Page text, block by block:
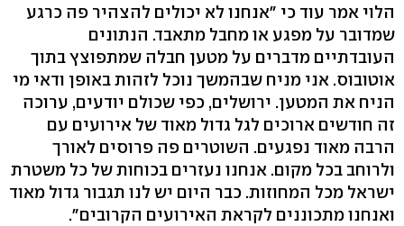
הלוי אמר עוד כי "אנחנו לא יכולים להצהיר פה כרגע
שמדובר על מפגע או מחבל מתאבד. הנתונים
העובדתיים מדברים על מטען חבלה שמתפוצץ בתוך
אוטובוס. אני מניח שבהמשך נוכל לזהות באופן ודאי מי
הניח את המטען. ירושלים, כפי שכולם יודעים, ערוכה
זה חודשים ארוכים לגל גדול מאוד של אירועים עם
הרבה מאוד נפגעים. השוטרים פה פרוסים לאורך
ולרוחב בכל מקום. אנחנו נעזרים בכוחות של כל משטרת
ישראל מכל המחוזות. כבר היום יש לנו תגבור גדול מאוד
ואנחנו מתכוננים לקראת האירועים הקרובים".